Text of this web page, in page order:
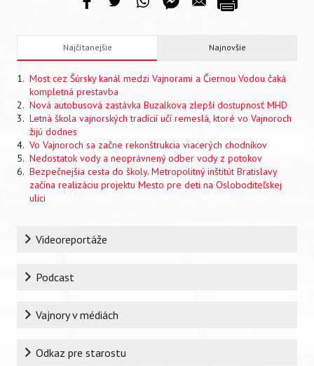
Najčítanejšie Najnovšie
Most cez Šúrsky kanál medzi Vajnorami a Čiernou Vodou čaká
kompletná prestavba
Nová autobusová zastávka Buzalkova zlepší dostupnosť MHD
Letná škola vajnorských tradícií učí remeslá, ktoré vo Vajnoroch
žijú dodnes
Vo Vajnoroch sa začne rekonštrukcia viacerých chodníkov
Nedostatok vody a neoprávnený odber vody z potokov
Bezpečnejšia cesta do školy. Metropolitný inštitút Bratislavy
začína realizáciu projektu Mesto pre deti na Osloboditeľskej
ulici
RubrikaVideoreportáže
Podcast
Vajnory v médiách
Odkaz pre starostu